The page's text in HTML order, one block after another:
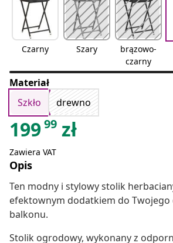
Czarny Szary
brązowo-
czarny
Materiał
Szkło
drewno
19999 zł
Zawiera VAT
Opis
Ten modny i stylowy stolik
efektownym dodatkiem do
balkonu.
Stolik ogrodowy, wykonany z